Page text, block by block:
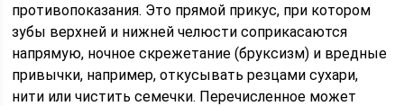
противопоказания. Это прямой прикус, при котором
зубы верхней и нижней челюсти соприкасаются
напрямую, ночное скрежетание (бруксизм) и вредные
привычки, например, откусывать резцами сухари,
нити или чистить семечки. Перечисленное может